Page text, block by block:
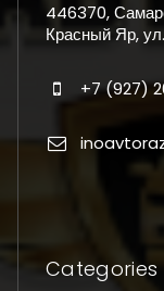
446370,
Красный Яр,
+7 (927)
Categories